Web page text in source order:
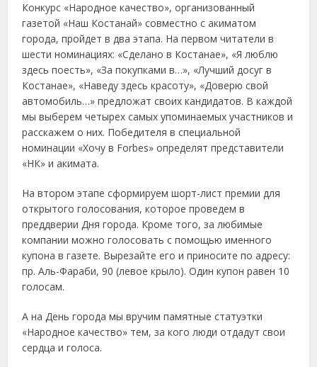
Конкурс «Народное качество», организованный
газетой «Наш Костанай» совместно с акиматом
города, пройдет в два этапа. На первом читатели в
шести номинациях: «Сделано в Костанае», «Я люблю
здесь поесть», «За покупками в…», «Лучший досуг в
Костанае», «Наведу здесь красоту», «Доверю свой
автомобиль…» предложат своих кандидатов. В каждой
мы выберем четырех самых упоминаемых участников и
расскажем о них. Победителя в специальной
номинации «Хочу в Forbes» определят представители
«НК» и акимата.
На втором этапе сформируем шорт-лист премии для
открытого голосования, которое проведем в
преддверии Дня города. Кроме того, за любимые
компании можно голосовать с помощью именного
купона в газете. Вырезайте его и приносите по адресу:
пр. Аль-Фараби, 90 (левое крыло). Один купон равен 10
голосам.
А на День города мы вручим памятные статуэтки
«Народное качество» тем, за кого люди отдадут свои
сердца и голоса.